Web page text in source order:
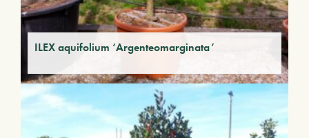
ILEX aquifolium ‘Argenteomarginata’